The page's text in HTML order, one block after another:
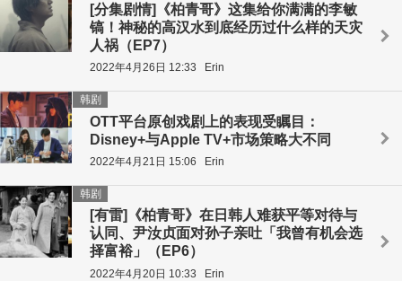
[分集剧情]《柏青哥》这集给你满满的李敏
镐！神秘的高汉水到底经历过什么样的天灾
人祸（EP7）
2022年4月26日 12:33 Erin
OTT平台原创戏剧上的表现受瞩目：
Disney+与Apple TV+市场策略大不同
韩剧
2022年4月21日 15:06 Erin
[有雷]《柏青哥》在日韩人难获平等对待与
认同、尹汝贞面对孙子亲吐「我曾有机会选
择富裕」（EP6）
韩剧
2022年4月20日 10:33 Erin